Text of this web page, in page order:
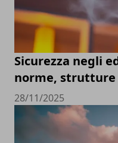
Sicurezza negli
norme, strutture
28/11/2025